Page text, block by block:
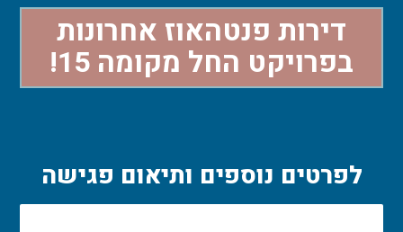
דירות פנטהאוז אחרונות
בפרויקט החל מקומה 15!
לפרטים נוספים ותיאום פגישה